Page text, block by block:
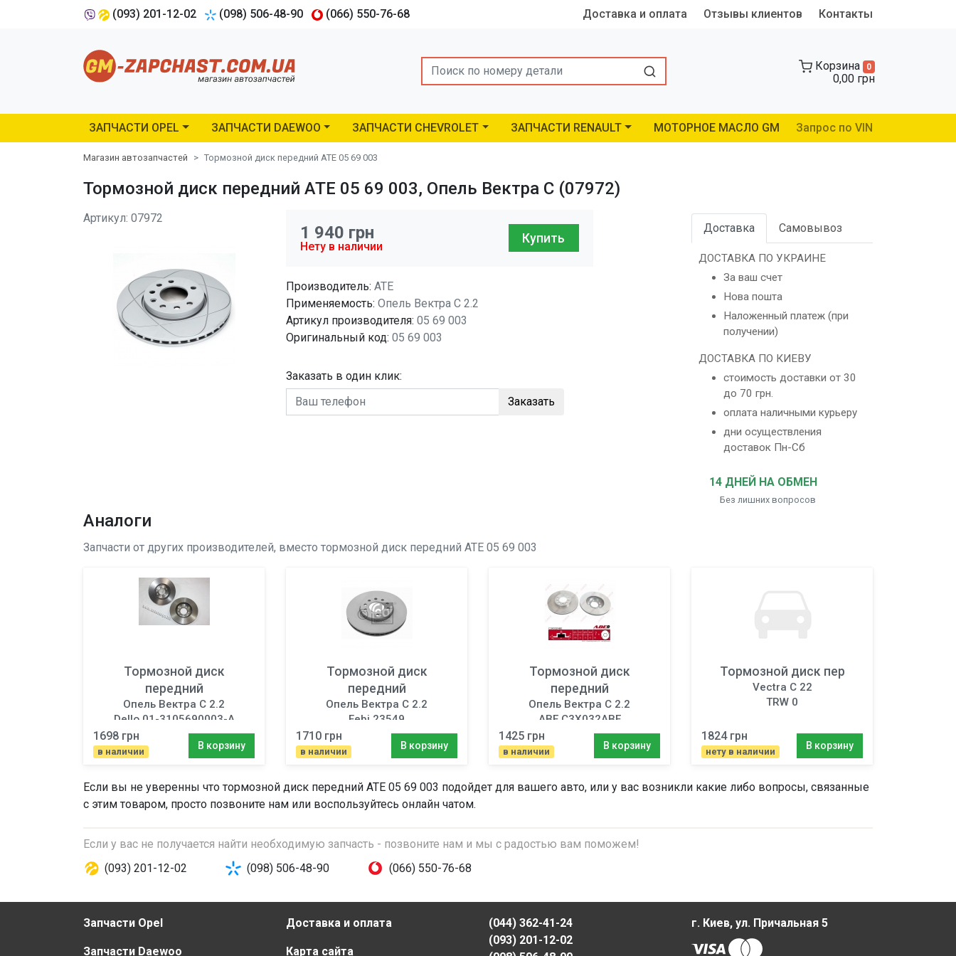
(093) 201-12-02 (098) 506-48-90 (066) 550-76-68 Доставка и оплата Отзывы клиентов Контакты
Search Корзина 0
0,00 грн
ЗАПЧАСТИ OPEL ЗАПЧАСТИ DAEWOO ЗАПЧАСТИ CHEVROLET ЗАПЧАСТИ RENAULT МОТОРНОЕ МАСЛО GM Запрос по VIN
Магазин автозапчастей Тормозной диск передний ATE 05 69 003
Тормозной диск передний ATE 05 69 003, Опель Вектра C (07972)
Артикул: 07972
1 940 грн
Нету в наличии
Купить
Производитель: ATE
Применяемость: Опель Вектра C 2.2
Артикул производителя: 05 69 003
Оригинальный код: 05 69 003
Заказать в один клик:
Заказать
Доставка Самовывоз
ДОСТАВКА ПО УКРАИНЕ
За ваш счет
Нова пошта
Наложенный платеж (при
получении)
ДОСТАВКА ПО КИЕВУ
стоимость доставки от 30
до 70 грн.
оплата наличными курьеру
дни осуществления
доставок Пн-Сб
14 ДНЕЙ НА ОБМЕН
Без лишних вопросов
Аналоги
Запчасти от других производителей, вместо тормозной диск передний ATE 05 69 003
Тормозной диск
передний
Опель Вектра C 2.2
Dello 01-3105690003-A
1698 грн
в наличии
В корзину
Тормозной диск
передний
Опель Вектра C 2.2
Febi 23549
1710 грн
в наличии
В корзину
Тормозной диск
передний
Опель Вектра C 2.2
ABE C3X032ABE
1425 грн
в наличии
В корзину
Тормозной диск пер
Vectra C 22
TRW 0
1824 грн
нету в наличии
В корзину
Если вы не уверенны что тормозной диск передний ATE 05 69 003 подойдет для вашего авто, или у вас возникли какие либо вопросы, связанные
с этим товаром, просто позвоните нам или воспользуйтесь онлайн чатом.
Если у вас не получается найти необходимую запчасть - позвоните нам и мы с радостью вам поможем!
(093) 201-12-02
(098) 506-48-90 (066) 550-76-68
Запчасти Opel
Запчасти Daewoo
Доставка и оплата
Карта сайта
(044) 362-41-24
(093) 201-12-02
г. Киев, ул. Причальная 5